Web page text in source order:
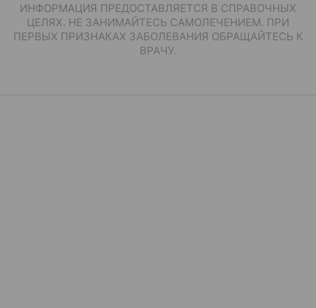
ИНФОРМАЦИЯ ПРЕДОСТАВЛЯЕТСЯ В СПРАВОЧНЫХ
ЦЕЛЯХ. НЕ ЗАНИМАЙТЕСЬ САМОЛЕЧЕНИЕМ. ПРИ
ПЕРВЫХ ПРИЗНАКАХ ЗАБОЛЕВАНИЯ ОБРАЩАЙТЕСЬ К
ВРАЧУ.